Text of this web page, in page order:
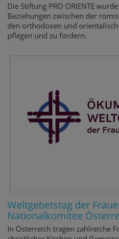
Die Stiftung PRO ORIENTE
Beziehungen zwischen der
den orthodoxen und
pflegen und zu fördern.
Weltgebetstag der
Nationalkomitee
In Österreich tragen zahlreiche